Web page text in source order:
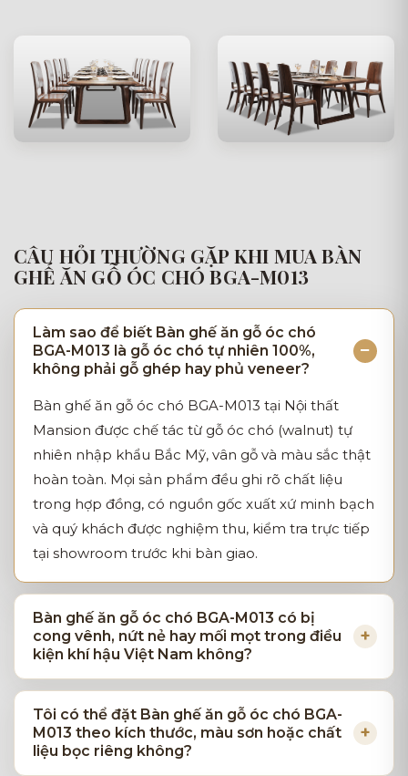
CÂU HỎI THƯỜNG GẶP KHI MUA BÀN
GHẾ ĂN GỖ ÓC CHÓ BGA-M013
Làm sao để biết Bàn ghế ăn gỗ óc chó
BGA-M013 là gỗ óc chó tự nhiên 100%,
không phải gỗ ghép hay phủ veneer?
Bàn ghế ăn gỗ óc chó BGA-M013 tại Nội thất
Mansion được chế tác từ gỗ óc chó (walnut) tự
nhiên nhập khẩu Bắc Mỹ, vân gỗ và màu sắc thật
hoàn toàn. Mọi sản phẩm đều ghi rõ chất liệu
trong hợp đồng, có nguồn gốc xuất xứ minh bạch
và quý khách được nghiệm thu, kiểm tra trực tiếp
tại showroom trước khi bàn giao.
Bàn ghế ăn gỗ óc chó BGA-M013 có bị
cong vênh, nứt nẻ hay mối mọt trong điều
kiện khí hậu Việt Nam không?
Tôi có thể đặt Bàn ghế ăn gỗ óc chó BGA-
M013 theo kích thước, màu sơn hoặc chất
liệu bọc riêng không?